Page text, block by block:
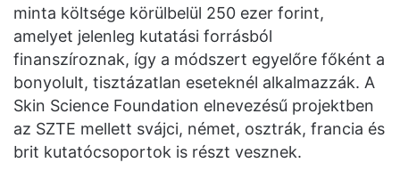
minta költsége körülbelül 250 ezer forint,
amelyet jelenleg kutatási forrásból
finanszíroznak, így a módszert egyelőre főként a
bonyolult, tisztázatlan eseteknél alkalmazzák. A
Skin Science Foundation elnevezésű projektben
az SZTE mellett svájci, német, osztrák, francia és
brit kutatócsoportok is részt vesznek.